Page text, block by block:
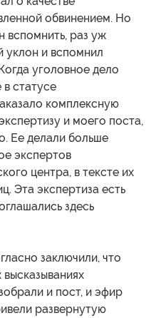
обвинением. Но
вспомнить, раз уж
уклон и вспомнил
уголовное дело
статусе
комплексную
и моего поста,
Ее делали больше
экспертов
центра, в тексте их
Эта экспертиза есть
здесь
заключили, что
и пост, и эфир
развернутую